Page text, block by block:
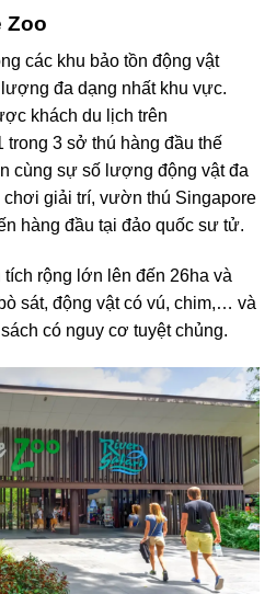
Zoo
các khu bảo tồn động vật
đa dạng nhất khu vực.
khách du lịch trên
trong 3 sở thú hàng đầu thế
cùng sự số lượng động vật đa
giải trí, vườn thú Singapore
hàng đầu tại đảo quốc sư tử.
rộng lớn lên đến 26ha và
sát, động vật có vú, chim,… và
có nguy cơ tuyệt chủng.